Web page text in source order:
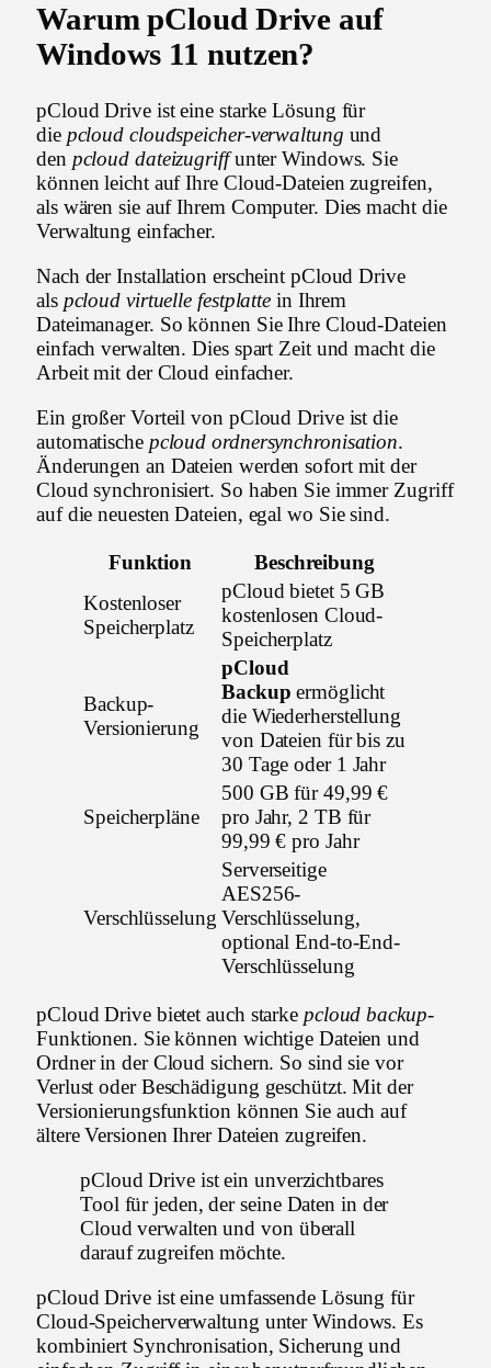
Warum pCloud Drive auf
Windows 11 nutzen?
pCloud Drive ist eine starke Lösung für
die pcloud cloudspeicher-verwaltung und
den pcloud dateizugriffunter Windows. Sie
können leicht auf Ihre Cloud-Dateien zugreifen,
als wären sie auf Ihrem Computer. Dies macht die
Verwaltung einfacher.
Nach der Installation erscheint pCloud Drive
als pcloud virtuelle festplatte in Ihrem
Dateimanager. So können Sie Ihre Cloud-Dateien
einfach verwalten. Dies spart Zeit und macht die
Arbeit mit der Cloud einfacher.
Ein großer Vorteil von pCloud Drive ist die
automatische pcloud ordnersynchronisation.
Änderungen an Dateien werden sofort mit der
Cloud synchronisiert. So haben Sie immer Zugriff
auf die neuesten Dateien, egal wo Sie sind.
Funktion
Beschreibung
Kostenloser
Speicherplatz
pCloud bietet 5 GB
kostenlosen Cloud-
Speicherplatz
Backup-
Versionierung
pCloud
Backup ermöglicht
die Wiederherstellung
von Dateien für bis zu
30 Tage oder 1 Jahr
Speicherpläne
500 GB für 49,99 €
pro Jahr, 2 TB für
99,99 € pro Jahr
Verschlüsselung
Serverseitige
AES256-
Verschlüsselung,
optional End-to-End-
Verschlüsselung
pCloud Drive bietet auch starke pcloud backup-
Funktionen. Sie können wichtige Dateien und
Ordner in der Cloud sichern. So sind sie vor
Verlust oder Beschädigung geschützt. Mit der
Versionierungsfunktion können Sie auch auf
ältere Versionen Ihrer Dateien zugreifen.
pCloud Drive ist ein unverzichtbares
Tool für jeden, der seine Daten in der
Cloud verwalten und von überall
darauf zugreifen möchte.
pCloud Drive ist eine umfassende Lösung für
Cloud-Speicherverwaltung unter Windows. Es
kombiniert Synchronisation, Sicherung und